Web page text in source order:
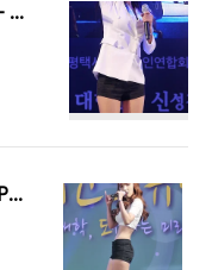
[CAM] 141024 평택 한미한마음축제 - 레인보우 by 다카코마츠
[CAM] 140717 대한민국 전문대학 EXPO 케이윌의 영스트리트 - 레인보우 by EPOXY